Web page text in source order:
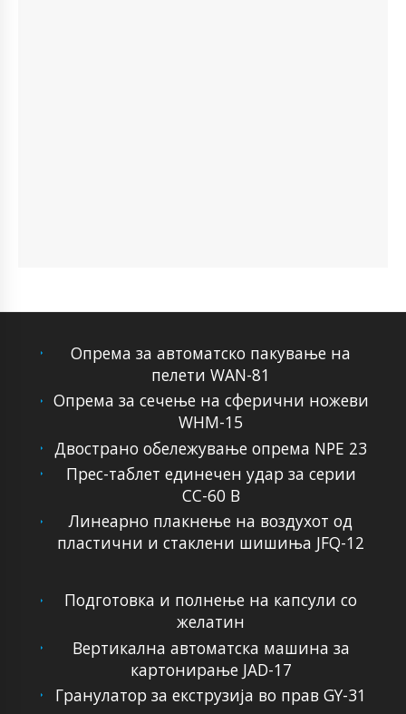
Опрема за автоматско пакување на
пелети WAN-81
Опрема за сечење на сферични ножеви
WHM-15
Двострано обележување опрема NPE 23
Прес-таблет единечен удар за серии
CC-60 B
Линеарно плакнење на воздухот од
пластични и стаклени шишиња JFQ-12
Подготовка и полнење на капсули со
желатин
Вертикална автоматска машина за
картонирање JAD-17
Гранулатор за екструзија во прав GY-31